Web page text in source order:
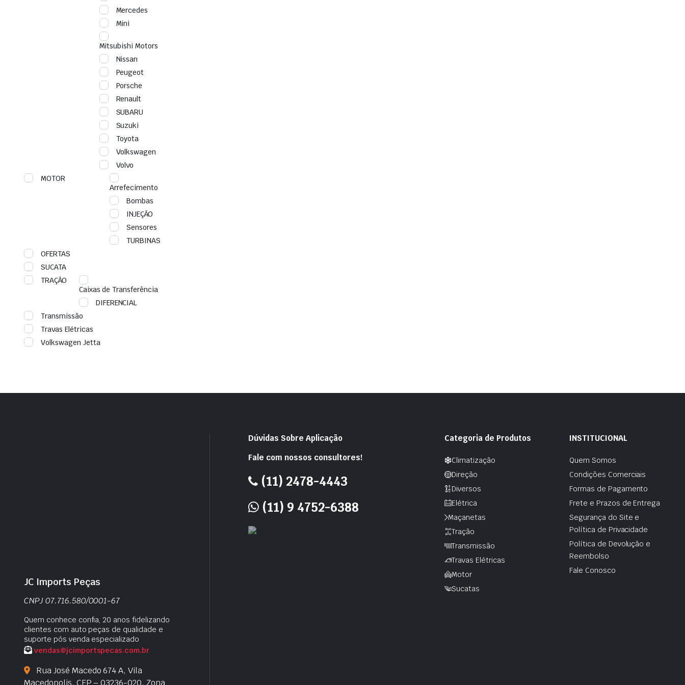
Mercedes
Mini
Mitsubishi Motors
Nissan
Peugeot
Porsche
Renault
SUBARU
Suzuki
Toyota
Volkswagen
Volvo
MOTOR
Arrefecimento
Bombas
INJEÇÃO
Sensores
TURBINAS
OFERTAS
SUCATA
TRAÇÃO
Caixas de Transferência
DIFERENCIAL
Transmissão
Travas Elétricas
Volkswagen Jetta
JC Imports Peças
CNPJ 07.716.580/0001-67
Quem conhece confia, 20 anos fidelizando
clientes com auto peças de qualidade e
suporte pós venda especializado
vendas@jcimportspecas.com.br
Rua José Macedo 674 A, Vila
Macedopolis, CEP – 03236-020, Zona
Dúvidas Sobre Aplicação
Fale com nossos consultores!
(11) 2478-4443
(11) 9 4752-6388
Categoria de Produtos
Climatização
Direção
Diversos
Elétrica
Maçanetas
Tração
Transmissão
Travas Elétricas
Motor
Sucatas
INSTITUCIONAL
Quem Somos
Condições Comerciais
Formas de Pagamento
Frete e Prazos de Entrega
Segurança do Site e
Política de Privacidade
Política de Devolução e
Reembolso
Fale Conosco